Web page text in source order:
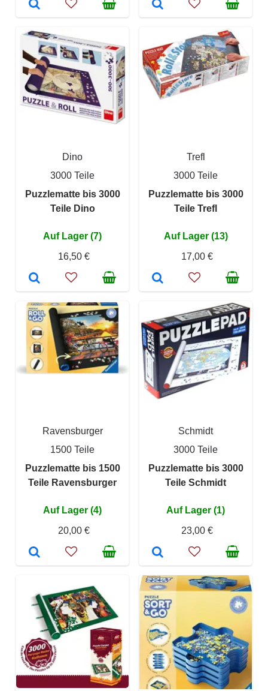
Dino
3000 Teile
Puzzlematte bis 3000
Teile Dino
Auf Lager (7)
16,50 €
Trefl
3000 Teile
Puzzlematte bis 3000
Teile Trefl
Auf Lager (13)
17,00 €
Ravensburger
1500 Teile
Puzzlematte bis 1500
Teile Ravensburger
Auf Lager (4)
20,00 €
Schmidt
3000 Teile
Puzzlematte bis 3000
Teile Schmidt
Auf Lager (1)
23,00 €